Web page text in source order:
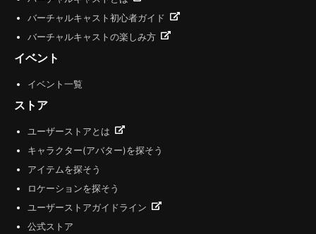
バーチャルキャスト初心者ガイド
バーチャルキャストの楽しみ方
イベント
イベント一覧
ストア
ユーザーストアとは
キャラクター(アバター)を探そう
アイテムを探そう
ロケーションを探そう
ユーザーストアガイドライン
公式ストア